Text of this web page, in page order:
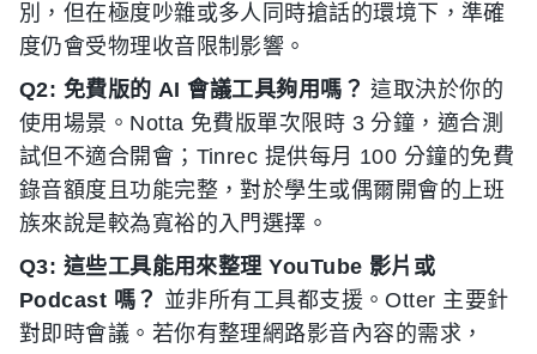
別，但在極度吵雜或多人同時搶話的環境下，準確
度仍會受物理收音限制影響。
Q2: 免費版的 AI 會議工具夠用嗎？ 這取決於你的
使用場景。Notta 免費版單次限時 3 分鐘，適合測
試但不適合開會；Tinrec 提供每月 100 分鐘的免費
錄音額度且功能完整，對於學生或偶爾開會的上班
族來說是較為寬裕的入門選擇。
Q3: 這些工具能用來整理 YouTube 影片或
Podcast 嗎？ 並非所有工具都支援。Otter 主要針
對即時會議。若你有整理網路影音內容的需求，